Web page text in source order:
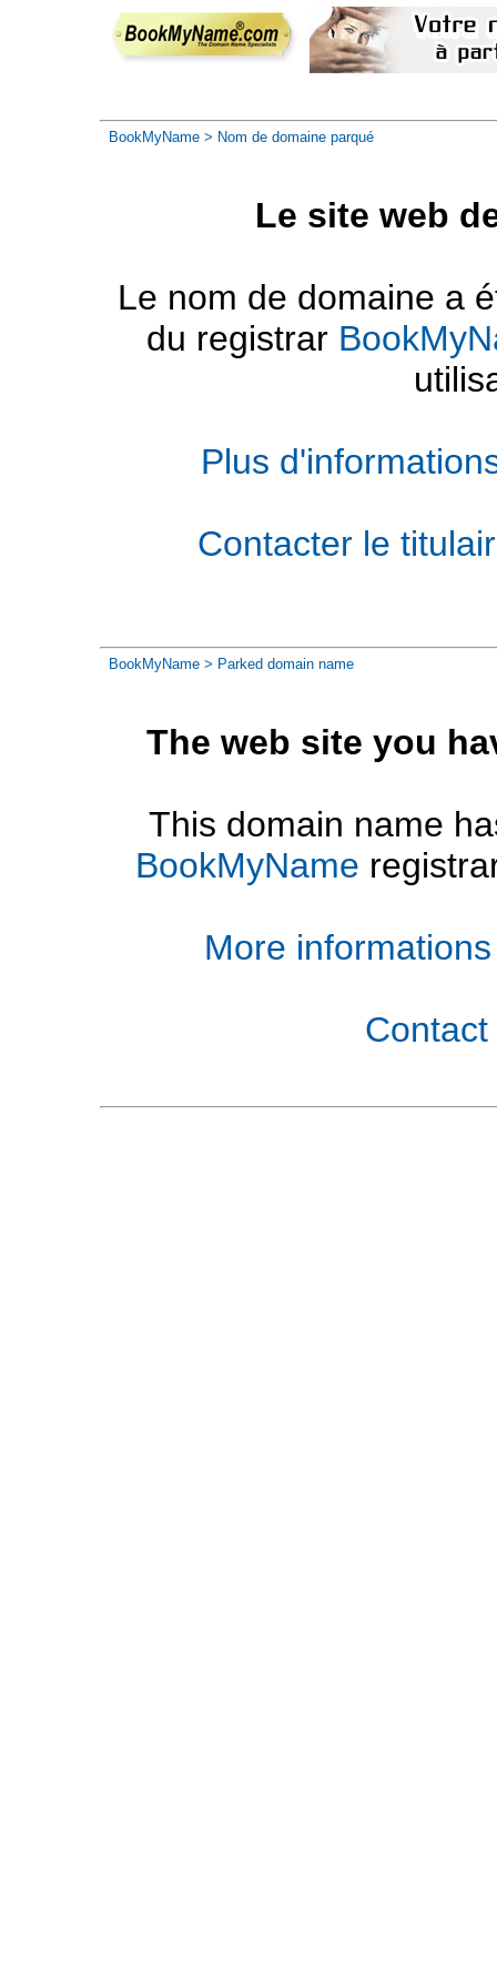
BookMyName > Nom de domaine parqué
Le site web
Le nom de domaine a
du registrar
Plus
Contacter le
BookMyName > Parked domain name
The web site you
This domain name
BookMyName
More